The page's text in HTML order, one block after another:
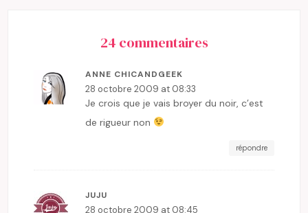
24 commentaires
ANNE CHICANDGEEK
28 octobre 2009 at 08:33
Je crois que je vais broyer du noir, c’est
de rigueur non
répondre
JUJU
28 octobre 2009 at 08:45